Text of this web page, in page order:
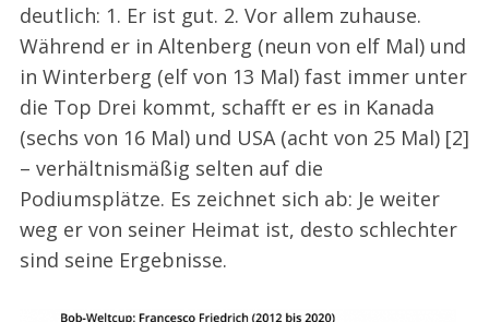
deutlich: 1. Er ist gut. 2. Vor allem zuhause.
Während er in Altenberg (neun von elf Mal) und
in Winterberg (elf von 13 Mal) fast immer unter
die Top Drei kommt, schafft er es in Kanada
(sechs von 16 Mal) und USA (acht von 25 Mal) [2]
– verhältnismäßig selten auf die
Podiumsplätze. Es zeichnet sich ab: Je weiter
weg er von seiner Heimat ist, desto schlechter
sind seine Ergebnisse.